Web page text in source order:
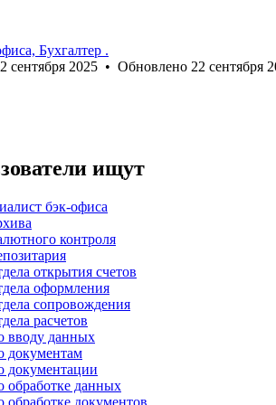
Бухгалтер .
сентября 2025 • Обновлено 22 сентября
ищут
бэк-офиса
контроля
открытия счетов
оформления
сопровождения
расчетов
вводу данных
документам
документации
обработке данных
обработке документов